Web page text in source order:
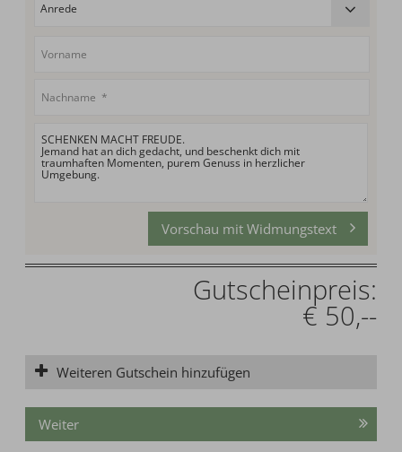
Vorschau mit Widmungstext
Gutscheinpreis:
€ 50,--
Weiteren Gutschein hinzufügen
Weiter